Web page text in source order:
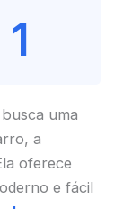
uma
a
oferece
e fácil